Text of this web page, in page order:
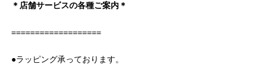
＊店舗サービスの各種ご案内＊
===================
●ラッピング承っております。